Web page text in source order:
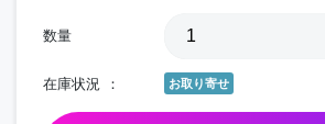
数量
在庫状況 お取り寄せ